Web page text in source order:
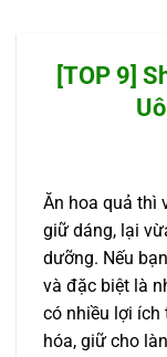
[TOP 9]
Ăn hoa quả thì
giữ dáng, lại
dưỡng. Nếu
và đặc biệt là
có nhiều lợi ích
hóa, giữ cho